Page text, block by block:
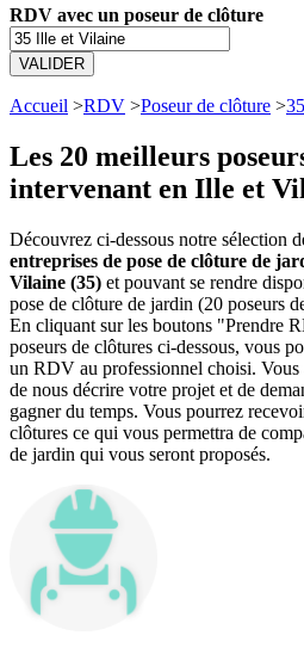
RDV avec un poseur de clôture
VALIDER
Accueil >RDV >Poseur de clôture >
Les 20 meilleurs
intervenant en Ille et
Découvrez ci-dessous notre sélection
entreprises de pose de clôture de
Vilaine (35) et pouvant se rendre
pose de clôture de jardin (20 poseurs
En cliquant sur les boutons "Prendre
poseurs de clôtures ci-dessous, vous
un RDV au professionnel choisi. Vous
de nous décrire votre projet et de
gagner du temps. Vous pourrez
clôtures ce qui vous permettra de
de jardin qui vous seront proposés.